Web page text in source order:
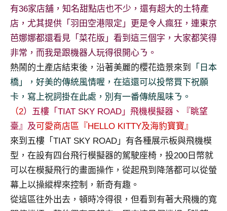
有36家店舖，知名甜點店也不少，還有超大的土特產
店，尤其提供「羽田空港限定」更是令人瘋狂，連東京
芭娜娜都還看見「菜花版」看到這三個字，大家都笑得
非常，而我是跟機器人玩得很開心ㄋ。
熱鬧的土產店結束後，沿著美麗的櫻花造景來到
「日本
橋」，好美的傳統風情喔，在這還可以投幣買下祝願
卡，寫上祝詞掛在此處，別有一番傳統風味ㄋ。
（2）五樓「TIAT SKY ROAD」飛機模擬器、『眺望
臺』及可愛商店區『HELLO KITTY及海豹寶寶』
來到五樓「TIAT SKY ROAD」有各種展示板與飛機模
型，在設有四台飛行模擬器的駕駛座椅，投200日幣就
可以在模擬飛行的畫面操作，從起飛到降落都可以從螢
幕上以操縱桿來控制，新奇有趣。
從這區往外出去，頓時冷得很，但看到有著大飛機的寬